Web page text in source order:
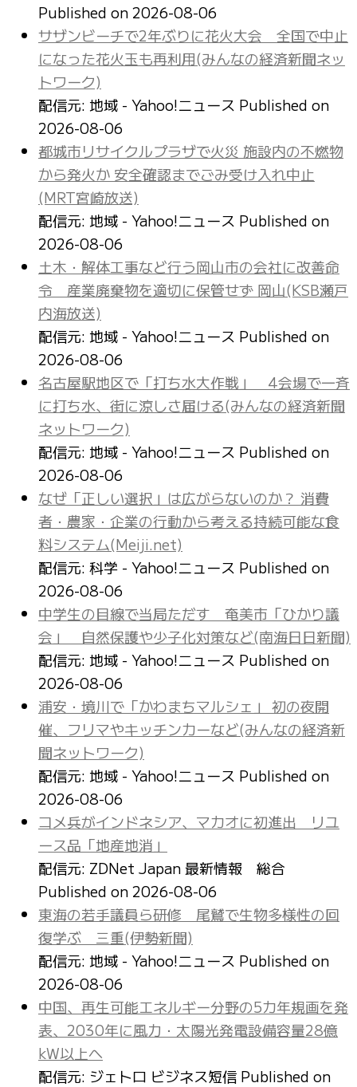
Published on 2026-08-06
サザンビーチで2年ぶりに花火大会 全国で中止
になった花火玉も再利用(みんなの経済新聞ネッ
トワーク)
配信元: 地域 - Yahoo!ニュース Published on
2026-08-06
都城市リサイクルプラザで火災 施設内の不燃物
から発火か 安全確認までごみ受け入れ中止
(MRT宮崎放送)
配信元: 地域 - Yahoo!ニュース Published on
2026-08-06
土木・解体工事など行う岡山市の会社に改善命
令 産業廃棄物を適切に保管せず 岡山(KSB瀬戸
内海放送)
配信元: 地域 - Yahoo!ニュース Published on
2026-08-06
名古屋駅地区で「打ち水大作戦」 4会場で一斉
に打ち水、街に涼しさ届ける(みんなの経済新聞
ネットワーク)
配信元: 地域 - Yahoo!ニュース Published on
2026-08-06
なぜ「正しい選択」は広がらないのか？ 消費
者・農家・企業の行動から考える持続可能な食
料システム(Meiji.net)
配信元: 科学 - Yahoo!ニュース Published on
2026-08-06
中学生の目線で当局ただす 奄美市「ひかり議
会」 自然保護や少子化対策など(南海日日新聞)
配信元: 地域 - Yahoo!ニュース Published on
2026-08-06
浦安・境川で「かわまちマルシェ」 初の夜開
催、フリマやキッチンカーなど(みんなの経済新
聞ネットワーク)
配信元: 地域 - Yahoo!ニュース Published on
2026-08-06
コメ兵がインドネシア、マカオに初進出 リユ
ース品「地産地消」
配信元: ZDNet Japan 最新情報 総合
Published on 2026-08-06
東海の若手議員ら研修 尾鷲で生物多様性の回
復学ぶ 三重(伊勢新聞)
配信元: 地域 - Yahoo!ニュース Published on
2026-08-06
中国、再生可能エネルギー分野の5カ年規画を発
表、2030年に風力・太陽光発電設備容量28億
kW以上へ
配信元: ジェトロ ビジネス短信 Published on